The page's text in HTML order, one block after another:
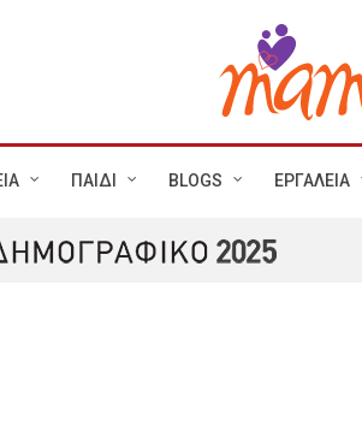
ΠΑΙΔΙ BLOGS ΕΡΓΑΛΕΙΑ